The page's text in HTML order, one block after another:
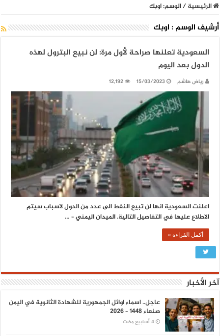
الرئيسية/الوسم:اوبك
أرشيف الوسم : اوبك
السعودية تعلنها صراحة لأول مرة: لن نبيع البترول لهذه
الدول بعد اليوم
رياض هاشم 15/03/2023
12,192
اعلنت السعودية انها لن تبيع النفط الى عدد من الدول لاسباب سيتم
الاطلاع عليها في التفاصيل التالية. الميدان اليمني – …
أكمل القراءة »
آخر الأخبار
عاجل.. اسماء اوائل الجمهورية للشهادة الثانوية في اليمن
صنعاء 1448 – 2026